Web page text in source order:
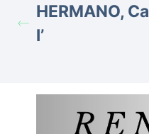
HERMANO, Ca
l’